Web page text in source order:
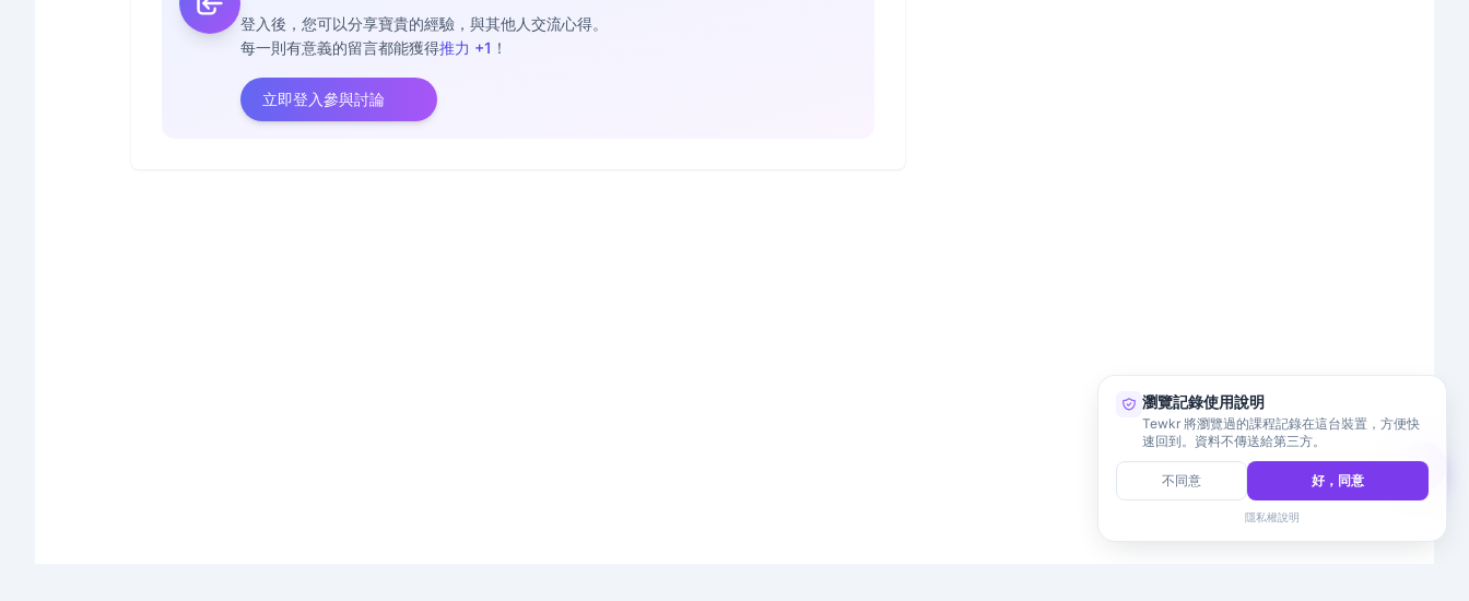
登入後，您可以分享寶貴的經驗，與其他人交流心得。
每一則有意義的留言都能獲得推力 +1 ！
立即登入參與討論
瀏覽記錄使用說明
Tewkr 將瀏覽過的課程記錄在這台裝置，方便快
速回到。資料不傳送給第三方。
不同意 好，同意
隱私權說明